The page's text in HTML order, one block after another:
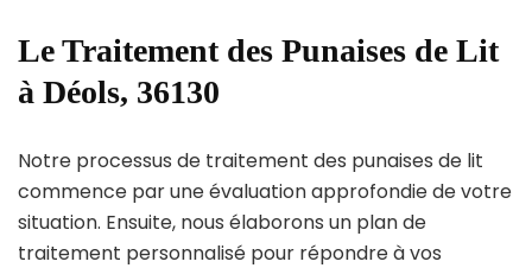
Le Traitement des Punaises de Lit
à Déols, 36130
Notre processus de traitement des punaises de lit
commence par une évaluation approfondie de votre
situation. Ensuite, nous élaborons un plan de
traitement personnalisé pour répondre à vos